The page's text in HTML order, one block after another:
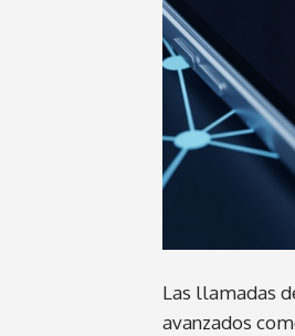
Las llamadas
avanzados